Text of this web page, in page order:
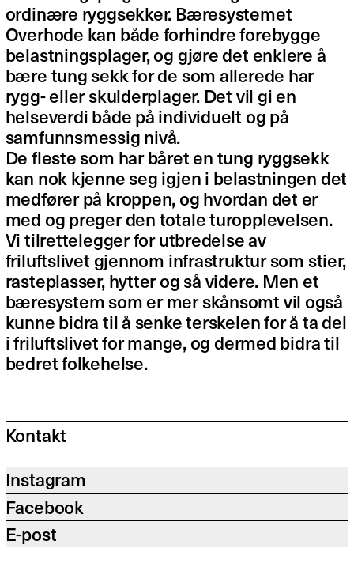
ordinære ryggsekker. Bæresystemet
Overhode kan både forhindre forebygge
belastningsplager, og gjøre det enklere å
bære tung sekk for de som allerede har
rygg- eller skulderplager. Det vil gi en
helseverdi både på individuelt og på
samfunnsmessig nivå.
De fleste som har båret en tung ryggsekk
kan nok kjenne seg igjen i belastningen det
medfører på kroppen, og hvordan det er
med og preger den totale turopplevelsen.
Vi tilrettelegger for utbredelse av
friluftslivet gjennom infrastruktur som stier,
rasteplasser, hytter og så videre. Men et
bæresystem som er mer skånsomt vil også
kunne bidra til å senke terskelen for å ta del
i friluftslivet for mange, og dermed bidra til
bedret folkehelse.
Kontakt
Instagram
Facebook
E-post